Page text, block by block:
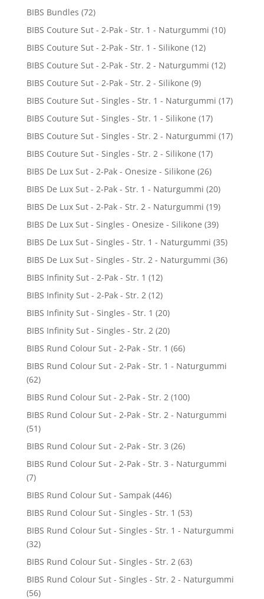
BIBS Bundles (72)
BIBS Couture Sut - 2-Pak - Str. 1 - Naturgummi (10)
BIBS Couture Sut - 2-Pak - Str. 1 - Silikone (12)
BIBS Couture Sut - 2-Pak - Str. 2 - Naturgummi (12)
BIBS Couture Sut - 2-Pak - Str. 2 - Silikone (9)
BIBS Couture Sut - Singles - Str. 1 - Naturgummi (17)
BIBS Couture Sut - Singles - Str. 1 - Silikone (17)
BIBS Couture Sut - Singles - Str. 2 - Naturgummi (17)
BIBS Couture Sut - Singles - Str. 2 - Silikone (17)
BIBS De Lux Sut - 2-Pak - Onesize - Silikone (26)
BIBS De Lux Sut - 2-Pak - Str. 1 - Naturgummi (20)
BIBS De Lux Sut - 2-Pak - Str. 2 - Naturgummi (19)
BIBS De Lux Sut - Singles - Onesize - Silikone (39)
BIBS De Lux Sut - Singles - Str. 1 - Naturgummi (35)
BIBS De Lux Sut - Singles - Str. 2 - Naturgummi (36)
BIBS Infinity Sut - 2-Pak - Str. 1 (12)
BIBS Infinity Sut - 2-Pak - Str. 2 (12)
BIBS Infinity Sut - Singles - Str. 1 (20)
BIBS Infinity Sut - Singles - Str. 2 (20)
BIBS Rund Colour Sut - 2-Pak - Str. 1 (66)
BIBS Rund Colour Sut - 2-Pak - Str. 1 - Naturgummi
(62)
BIBS Rund Colour Sut - 2-Pak - Str. 2 (100)
BIBS Rund Colour Sut - 2-Pak - Str. 2 - Naturgummi
(51)
BIBS Rund Colour Sut - 2-Pak - Str. 3 (26)
BIBS Rund Colour Sut - 2-Pak - Str. 3 - Naturgummi
(7)
BIBS Rund Colour Sut - Sampak (446)
BIBS Rund Colour Sut - Singles - Str. 1 (53)
BIBS Rund Colour Sut - Singles - Str. 1 - Naturgummi
(32)
BIBS Rund Colour Sut - Singles - Str. 2 (63)
BIBS Rund Colour Sut - Singles - Str. 2 - Naturgummi
(56)